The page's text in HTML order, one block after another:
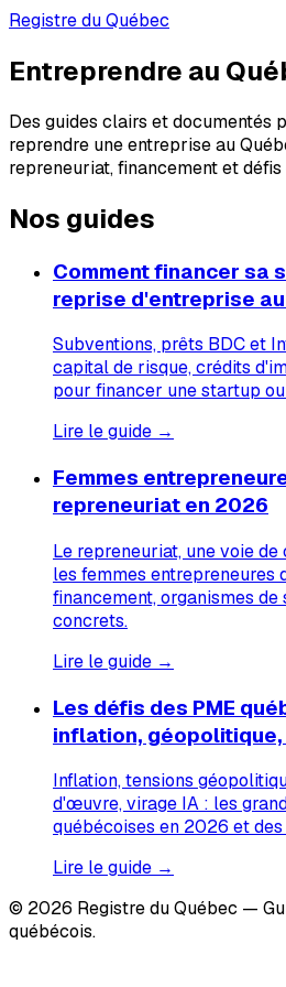
Registre du Québec
Entreprendre au
Des guides clairs et documentés
reprendre une entreprise au
repreneuriat, financement et défis
Nos guides
Comment financer sa
reprise d'entreprise
Subventions, prêts BDC et
capital de risque, crédits
pour financer une startup
Lire le guide →
Femmes
repreneuriat en 2026
Le repreneuriat, une voie
les femmes entrepreneures
financement, organismes
concrets.
Lire le guide →
Les défis des PME
inflation,
Inflation, tensions
d'œuvre, virage IA : les
québécoises en 2026 et
Lire le guide →
© 2026 Registre du Québec —
québécois.